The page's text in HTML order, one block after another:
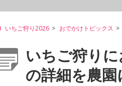
いちご狩り2026 おでかけトピックス
いちご狩り
の詳細を農園